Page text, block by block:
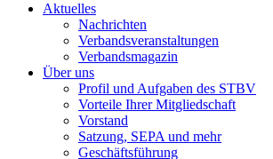
Aktuelles
Nachrichten
Verbandsveranstaltungen
Verbandsmagazin
Über uns
Profil und Aufgaben des STBV
Vorteile Ihrer Mitgliedschaft
Vorstand
Satzung, SEPA und mehr
Geschäftsführung